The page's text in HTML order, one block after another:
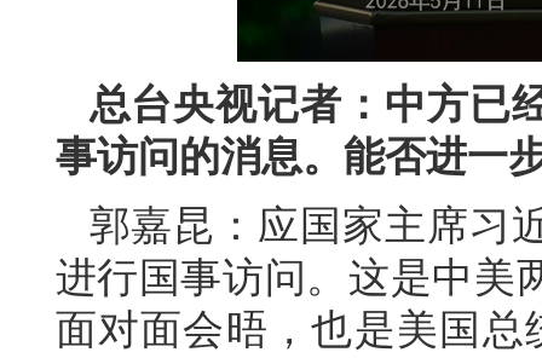
总台央视记者：中方已
事访问的消息。能否进一
郭嘉昆：应国家主席习
进行国事访问。这是中美
面对面会晤，也是美国